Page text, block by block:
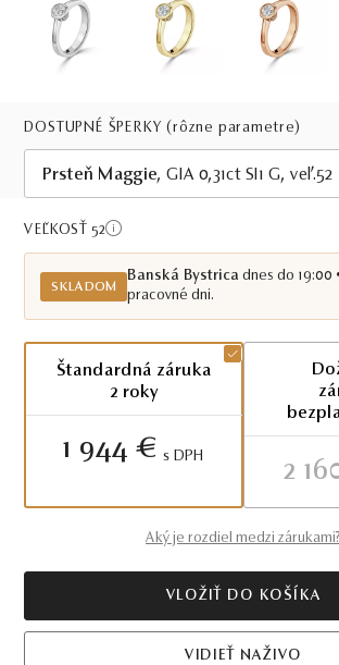
DOSTUPNÉ ŠPERKY(rôzne parametre)
Prsteň Maggie, GIA 0,31ct SI1 G, veľ.52
Skladom BB
VEĽKOSŤ 52
SKLADOM
Banská Bystrica dnes do 19:00
pracovné dni.
Štandardná záruka
2 roky
1 944 € S DPH
2
Aký je rozdiel medzi zárukami?
VLOŽIŤ DO KOŠÍKA
VIDIEŤ NAŽIVO